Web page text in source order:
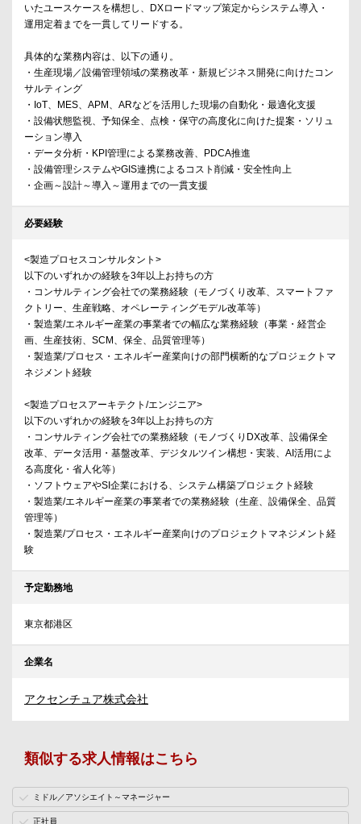
いたユースケースを構想し、DXロードマップ策定からシステム導入・
運用定着までを一貫してリードする。
具体的な業務内容は、以下の通り。
・生産現場／設備管理領域の業務改革・新規ビジネス開発に向けたコン
サルティング
・IoT、MES、APM、ARなどを活用した現場の自動化・最適化支援
・設備状態監視、予知保全、点検・保守の高度化に向けた提案・ソリュ
ーション導入
・データ分析・KPI管理による業務改善、PDCA推進
・設備管理システムやGIS連携によるコスト削減・安全性向上
・企画～設計～導入～運用までの一貫支援
必要経験
<製造プロセスコンサルタント>
以下のいずれかの経験を3年以上お持ちの方
・コンサルティング会社での業務経験（モノづくり改革、スマートファ
クトリー、生産戦略、オペレーティングモデル改革等）
・製造業/エネルギー産業の事業者での幅広な業務経験（事業・経営企
画、生産技術、SCM、保全、品質管理等）
・製造業/プロセス・エネルギー産業向けの部門横断的なプロジェクトマ
ネジメント経験
<製造プロセスアーキテクト/エンジニア>
以下のいずれかの経験を3年以上お持ちの方
・コンサルティング会社での業務経験（モノづくりDX改革、設備保全
改革、データ活用・基盤改革、デジタルツイン構想・実装、AI活用によ
る高度化・省人化等）
・ソフトウェアやSI企業における、システム構築プロジェクト経験
・製造業/エネルギー産業の事業者での業務経験（生産、設備保全、品質
管理等）
・製造業/プロセス・エネルギー産業向けのプロジェクトマネジメント経
験
予定勤務地
東京都港区
企業名
アクセンチュア株式会社
類似する求人情報はこちら
ミドル／アソシエイト～マネージャー
正社員